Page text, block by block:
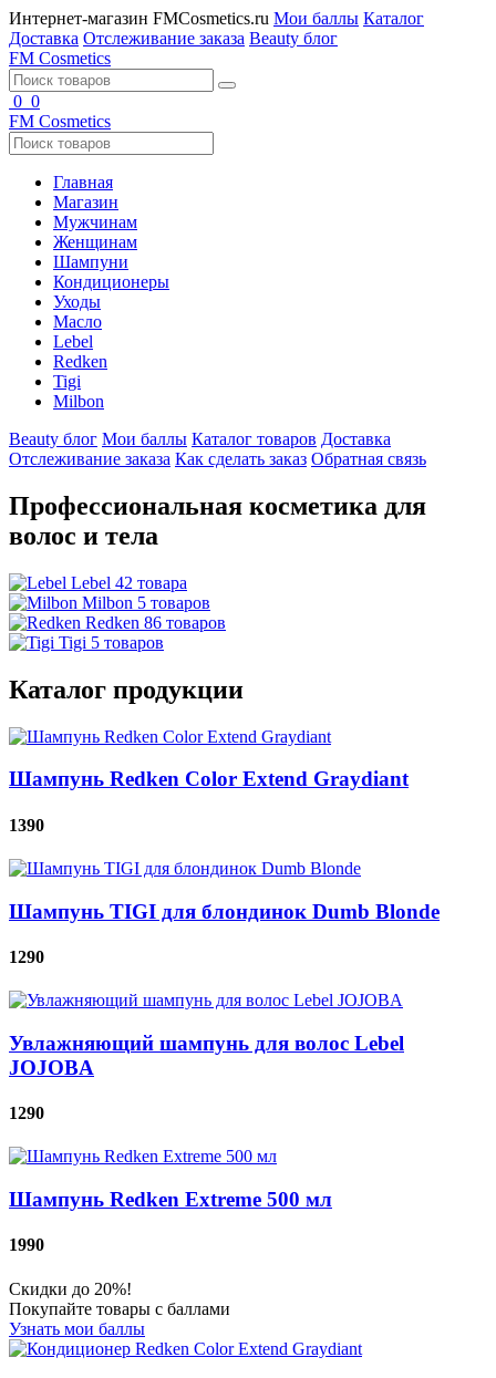
Интернет-магазин FMCosmetics.ru Мои баллы Каталог
Доставка Отслеживание заказа Beauty блог
FM Cosmetics
0 0
FM Cosmetics
Главная
Магазин
Мужчинам
Женщинам
Шампуни
Кондиционеры
Уходы
Масло
Lebel
Redken
Tigi
Milbon
Beauty блог Мои баллы Каталог товаров Доставка
Отслеживание заказа Как сделать заказ Обратная связь
Профессиональная косметика для
волос и тела
Lebel 42 товара
Milbon 5 товаров
Redken 86 товаров
Tigi 5 товаров
Каталог продукции
Шампунь Redken Color Extend Graydiant
1390
Шампунь TIGI для блондинок Dumb Blonde
1290
Увлажняющий шампунь для волос Lebel
JOJOBA
1290
Шампунь Redken Extreme 500 мл
1990
Скидки до 20%!
Покупайте товары с баллами
Узнать мои баллы